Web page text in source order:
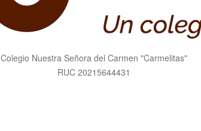
Colegio Nuestra Señora del Carmen "Carmelitas"
RUC 20215644431